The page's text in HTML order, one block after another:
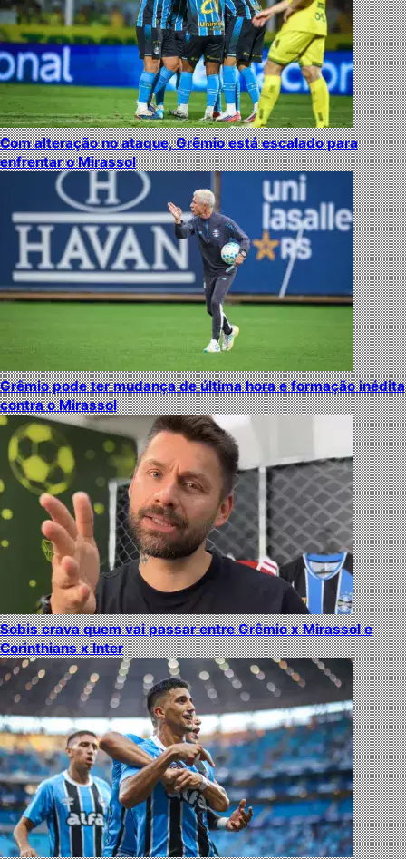
Com alteração no ataque, Grêmio está escalado para
enfrentar o Mirassol
Grêmio pode ter mudança de última hora e formação inédita
contra o Mirassol
Sobis crava quem vai passar entre Grêmio x Mirassol e
Corinthians x Inter